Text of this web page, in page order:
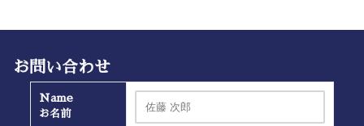
お問い合わせ
Name
お名前